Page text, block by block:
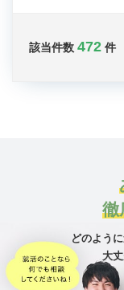
該当件数 472 件
徹
どのよう
大丈